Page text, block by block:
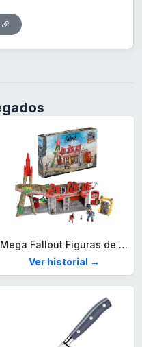
Mega Fallout Figuras de acción y Juguetes de construcción, Parada de Camiones Red Rocket con 824 Piezas, 2 Personajes articulados y Accesorios, para coleccionistas, HXT00
Ver historial →